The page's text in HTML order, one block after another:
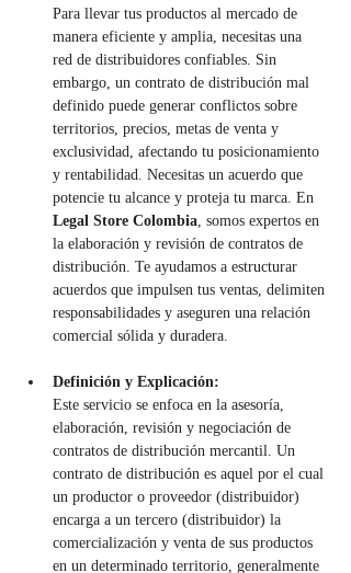
Para llevar tus productos al mercado de
manera eficiente y amplia, necesitas una
red de distribuidores confiables. Sin
embargo, un contrato de distribución mal
definido puede generar conflictos sobre
territorios, precios, metas de venta y
exclusividad, afectando tu posicionamiento
y rentabilidad. Necesitas un acuerdo que
potencie tu alcance y proteja tu marca. En
Legal Store Colombia, somos expertos en
la elaboración y revisión de contratos de
distribución. Te ayudamos a estructurar
acuerdos que impulsen tus ventas, delimiten
responsabilidades y aseguren una relación
comercial sólida y duradera.
Definición y Explicación:
Este servicio se enfoca en la asesoría,
elaboración, revisión y negociación de
contratos de distribución mercantil. Un
contrato de distribución es aquel por el cual
un productor o proveedor (distribuidor)
encarga a un tercero (distribuidor) la
comercialización y venta de sus productos
en un determinado territorio, generalmente